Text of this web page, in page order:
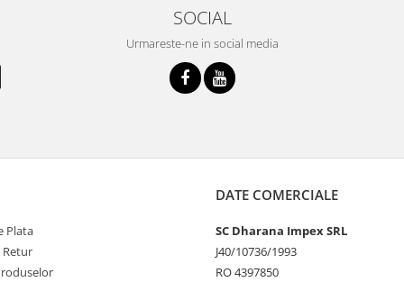
SOCIAL
Urmareste-ne in social media
Plata
Retur
DATE COMERCIALE
SC Dharana Impex SRL
J40/10736/1993
RO 4397850